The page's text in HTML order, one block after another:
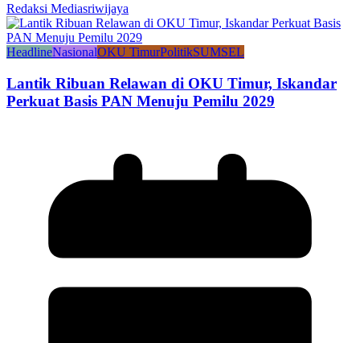
Redaksi Mediasriwijaya
HeadlineNasionalOKU TimurPolitikSUMSEL
Lantik Ribuan Relawan di OKU Timur, Iskandar
Perkuat Basis PAN Menuju Pemilu 2029